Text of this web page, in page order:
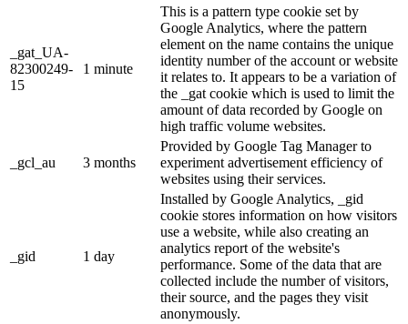
_gat_UA-
82300249-
15
1 minute
This is a pattern type cookie set by
Google Analytics, where the pattern
element on the name contains the unique
identity number of the account or website
it relates to. It appears to be a variation of
the _gat cookie which is used to limit the
amount of data recorded by Google on
high traffic volume websites.
_gcl_au 3 months
Provided by Google Tag Manager to
experiment advertisement efficiency of
websites using their services.
_gid 1 day
Installed by Google Analytics, _gid
cookie stores information on how visitors
use a website, while also creating an
analytics report of the website's
performance. Some of the data that are
collected include the number of visitors,
their source, and the pages they visit
anonymously.